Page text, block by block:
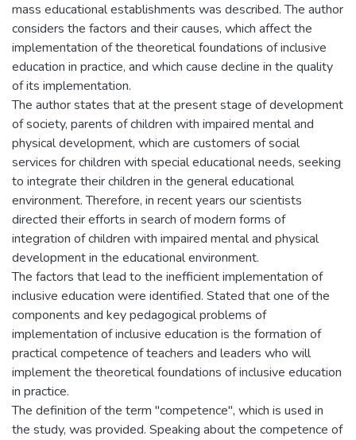
mass educational establishments was described. The author
considers the factors and their causes, which affect the
implementation of the theoretical foundations of inclusive
education in practice, and which cause decline in the quality
of its implementation.
The author states that at the present stage of development
of society, parents of children with impaired mental and
physical development, which are customers of social
services for children with special educational needs, seeking
to integrate their children in the general educational
environment. Therefore, in recent years our scientists
directed their efforts in search of modern forms of
integration of children with impaired mental and physical
development in the educational environment.
The factors that lead to the inefficient implementation of
inclusive education were identified. Stated that one of the
components and key pedagogical problems of
implementation of inclusive education is the formation of
practical competence of teachers and leaders who will
implement the theoretical foundations of inclusive education
in practice.
The definition of the term "competence", which is used in
the study, was provided. Speaking about the competence of